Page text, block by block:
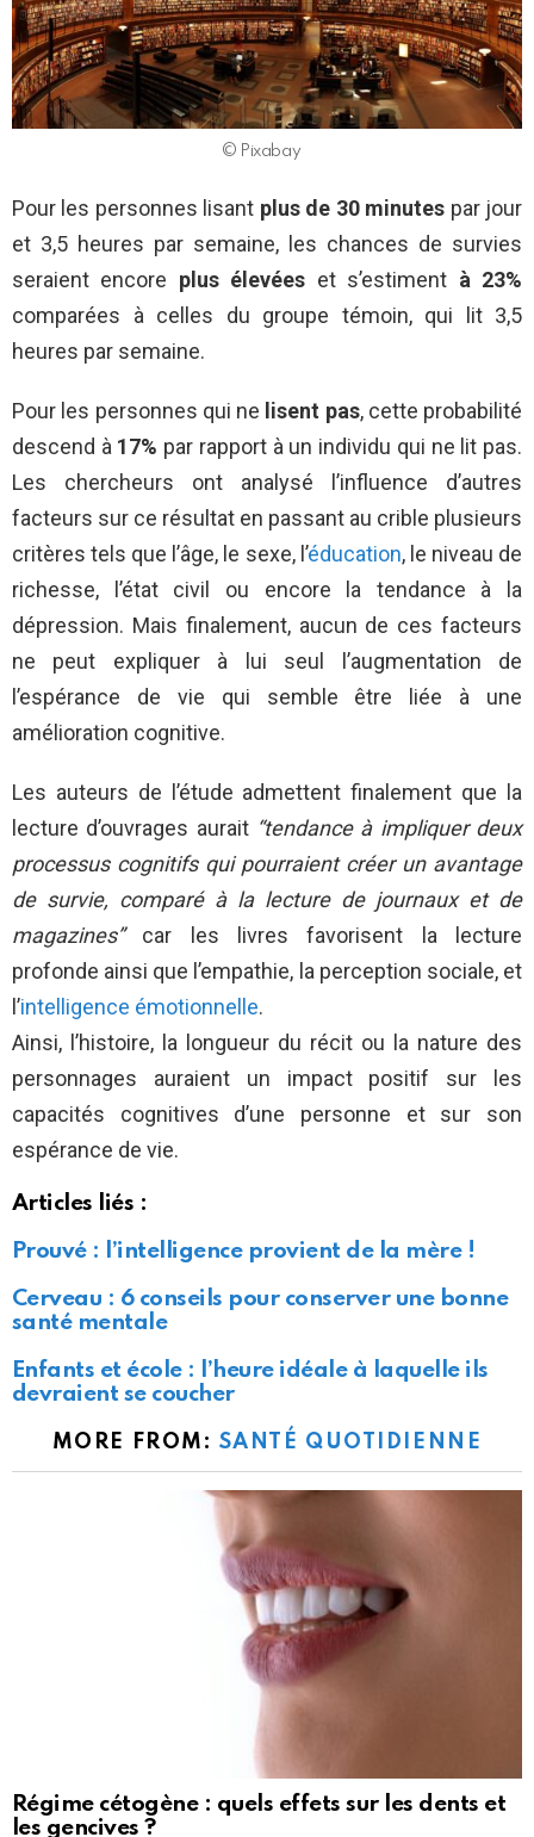
© Pixabay
Pour les personnes lisant plus de 30 minutes par jour
et 3,5 heures par semaine, les chances de survies
seraient encore plus élevées et s’estiment à 23%
comparées à celles du groupe témoin, qui lit 3,5
heures par semaine.
Pour les personnes qui ne lisent pas, cette probabilité
descend à17% par rapport à un individu qui ne lit pas.
Les chercheurs ont analysé l’influence d’autres
facteurs sur ce résultat en passant au crible plusieurs
critères tels que l’âge, le sexe, l’éducation, le niveau de
richesse, l’état civil ou encore la tendance à la
dépression. Mais finalement, aucun de ces facteurs
ne peut expliquer à lui seul l’augmentation de
l’espérance de vie qui semble être liée à une
amélioration cognitive.
Les auteurs de l’étude admettent finalement que la
lecture d’ouvrages aurait “tendance à impliquer deux
processus cognitifs qui pourraient créer un avantage
de survie, comparé à la lecture de journaux et de
magazines” car les livres favorisent la lecture
profonde ainsi que l’empathie, la perception sociale, et
l’intelligence émotionnelle.
Ainsi, l’histoire, la longueur du récit ou la nature des
personnages auraient un impact positif sur les
capacités cognitives d’une personne et sur son
espérance de vie.
Articles liés :
Prouvé : l’intelligence provient de la mère !
Cerveau : 6 conseils pour conserver une bonne
santé mentale
Enfants et école : l’heure idéale à laquelle ils
devraient se coucher
MORE FROM: SANTÉ QUOTIDIENNE
Régime cétogène : quels effets sur les dents et
les gencives ?